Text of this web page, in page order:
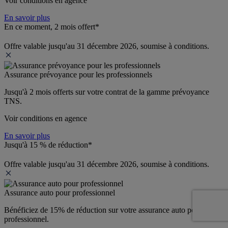
En savoir plus
En ce moment, 2 mois offert*
Offre valable jusqu'au 31 décembre 2026, soumise à conditions.
Assurance prévoyance pour les professionnels
Jusqu'à 2 mois offerts sur votre contrat de la gamme prévoyance
TNS.
Voir conditions en agence
En savoir plus
Jusqu'à 15 % de réduction*
Offre valable jusqu'au 31 décembre 2026, soumise à conditions.
Assurance auto pour professionnel
Bénéficiez de 15% de réduction sur votre assurance auto pour
professionnel.